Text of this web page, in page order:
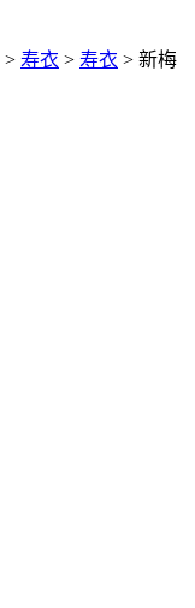
> 寿衣 > 寿衣 > 新梅